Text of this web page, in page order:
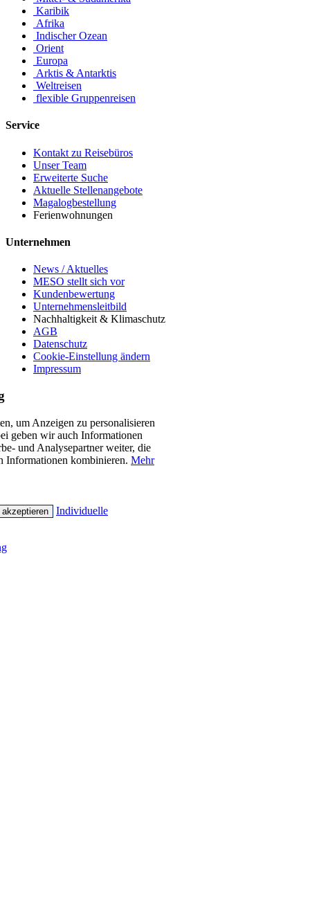
Karibik
Afrika
Indischer Ozean
Orient
Europa
Arktis & Antarktis
Weltreisen
flexible Gruppenreisen
Service
Kontakt zu Reisebüros
Unser Team
Erweiterte Suche
Aktuelle Stellenangebote
Magalogbestellung
Ferienwohnungen
Unternehmen
News / Aktuelles
MESO stellt sich vor
Kundenbewertung
Unternehmensleitbild
Nachhaltigkeit & Klimaschutz
AGB
Datenschutz
Cookie-Einstellung ändern
Impressum
um Anzeigen zu personalisieren
geben wir auch Informationen
und Analysepartner weiter, die
Informationen kombinieren. Mehr
Individuelle